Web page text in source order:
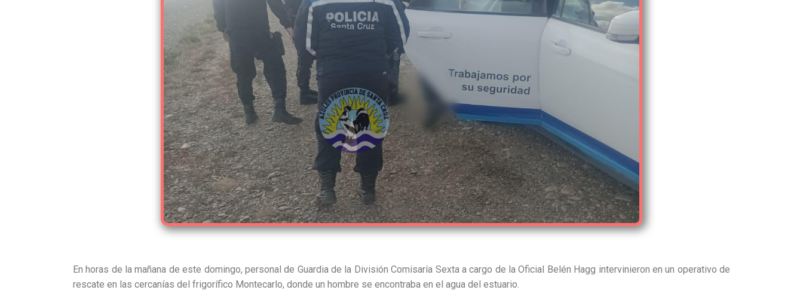
En horas de la mañana de este domingo, personal de Guardia de la División Comisaría Sexta a cargo de la Oficial Belén Hagg intervinieron en un operativo de
rescate en las cercanías del frigorífico Montecarlo, donde un hombre se encontraba en el agua del estuario.